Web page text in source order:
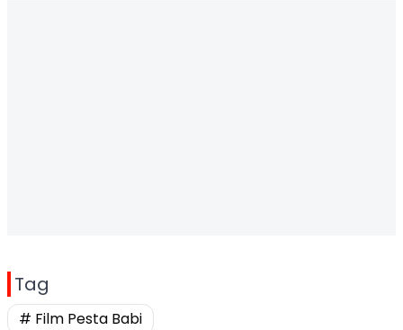
Tag
# Film Pesta Babi